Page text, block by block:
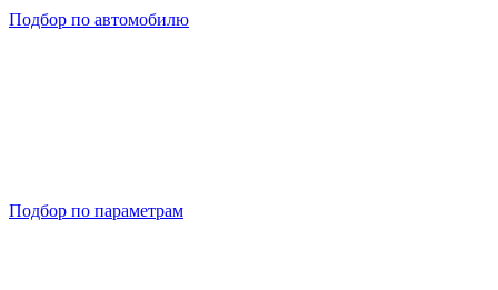
Подбор по автомобилю
Подбор по параметрам